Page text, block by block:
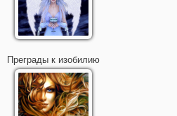
Преграды к изобилию